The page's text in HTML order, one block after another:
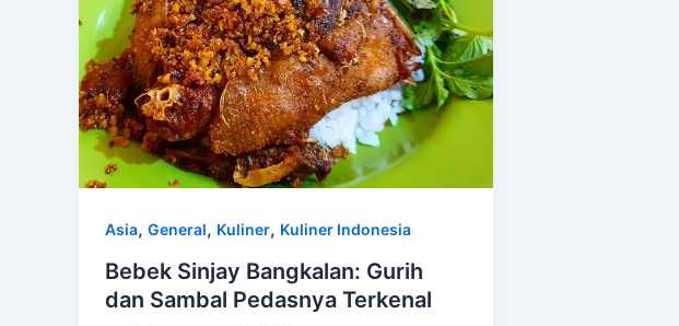
Asia, General, Kuliner, Kuliner Indonesia
Bebek Sinjay Bangkalan: Gurih
dan Sambal Pedasnya Terkenal